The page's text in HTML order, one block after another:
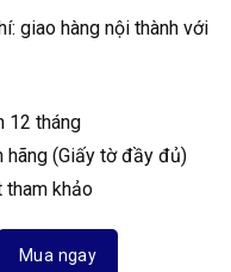
giao hàng nội thành với
12 tháng
hãng (Giấy tờ đầy đủ)
tham khảo
Mua ngay